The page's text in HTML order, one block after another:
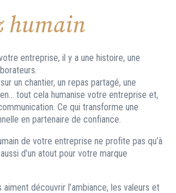
humain
entreprise, il y a une histoire, une
un chantier, un repas partagé, une
tout cela humanise votre entreprise et,
Ce qui transforme une
en partenaire de confiance.
de votre entreprise ne profite pas qu’à
d’un atout pour votre marque
aiment découvrir l’ambiance, les valeurs et